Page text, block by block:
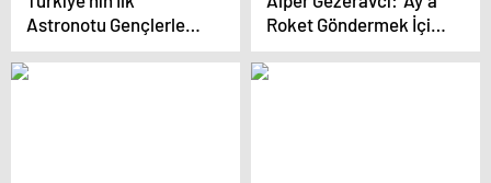
Astronotu Gençlerle
Buluştu
Roket Göndermek İçin
Çalışıyoruz’